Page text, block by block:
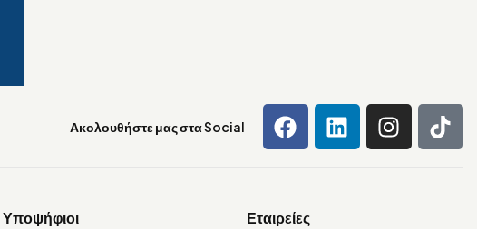
Ακολουθήστε μας στα Social
Υποψήφιοι Εταιρείες